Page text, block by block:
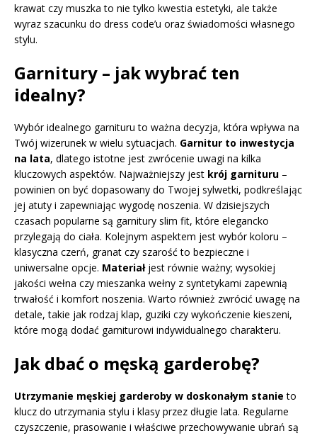
krawat czy muszka to nie tylko kwestia estetyki, ale także
wyraz szacunku do dress code’u oraz świadomości własnego
stylu.
Garnitury – jak wybrać ten
idealny?
Wybór idealnego garnituru to ważna decyzja, która wpływa na
Twój wizerunek w wielu sytuacjach. Garnitur to inwestycja
na lata, dlatego istotne jest zwrócenie uwagi na kilka
kluczowych aspektów. Najważniejszy jest krój garnituru –
powinien on być dopasowany do Twojej sylwetki, podkreślając
jej atuty i zapewniając wygodę noszenia. W dzisiejszych
czasach popularne są garnitury slim fit, które elegancko
przylegają do ciała. Kolejnym aspektem jest wybór koloru –
klasyczna czerń, granat czy szarość to bezpieczne i
uniwersalne opcje. Materiałjest równie ważny; wysokiej
jakości wełna czy mieszanka wełny z syntetykami zapewnią
trwałość i komfort noszenia. Warto również zwrócić uwagę na
detale, takie jak rodzaj klap, guziki czy wykończenie kieszeni,
które mogą dodać garniturowi indywidualnego charakteru.
Jak dbać o męską garderobę?
Utrzymanie męskiej garderoby w doskonałym stanie to
klucz do utrzymania stylu i klasy przez długie lata. Regularne
czyszczenie, prasowanie i właściwe przechowywanie ubrań są